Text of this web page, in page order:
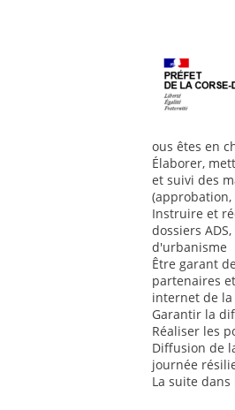
ous êtes en
Élaborer,
et suivi des
(approbation,
Instruire et
dossiers
d'urbanisme
Être garant
partenaires
internet de
Garantir la
Réaliser les
Diffusion de
journée
La suite dans